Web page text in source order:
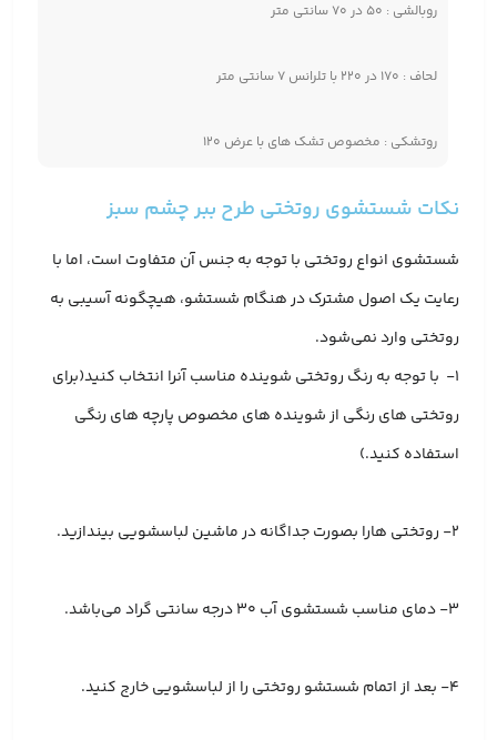
روبالشی : ۵۰ در ۷۰ سانتی متر
لحاف : ۱۷۰ در ۲۲۰ با تلرانس ۷ سانتی متر
روتشکی : مخصوص تشک های با عرض ۱۲۰
نکات شستشوی روتختی طرح ببر چشم سبز
شستشوی انواع روتختی با توجه به جنس آن متفاوت است، اما با
رعایت یک اصول مشترک در هنگام شستشو، هیچگونه آسیبی به
روتختی وارد نمی‌شود.
1- با توجه به رنگ روتختی شوینده مناسب آنرا انتخاب کنید(برای
روتختی های رنگی از شوینده های مخصوص پارچه های رنگی
استفاده کنید.)
2- روتختی هارا بصورت جداگانه در ماشین لباسشویی بیندازید.
3- دمای مناسب شستشوی آب 30 درجه سانتی گراد می‌باشد.
4- بعد از اتمام شستشو روتختی را از لباسشویی خارج کنید.